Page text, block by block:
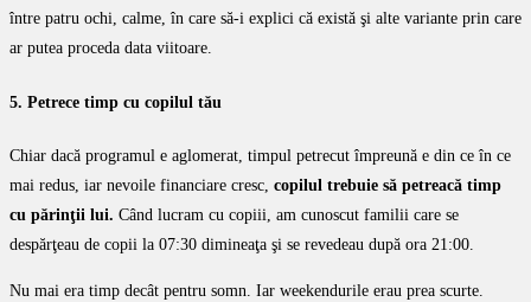
între patru ochi, calme, în care să-i explici că există şi alte variante prin care
ar putea proceda data viitoare.
5. Petrece timp cu copilul tău
Chiar dacă programul e aglomerat, timpul petrecut împreună e din ce în ce
mai redus, iar nevoile financiare cresc, copilul trebuie să petreacă timp
cu părinţii lui. Când lucram cu copiii, am cunoscut familii care se
despărţeau de copii la 07:30 dimineaţa şi se revedeau după ora 21:00.
Nu mai era timp decât pentru somn. Iar weekendurile erau prea scurte.